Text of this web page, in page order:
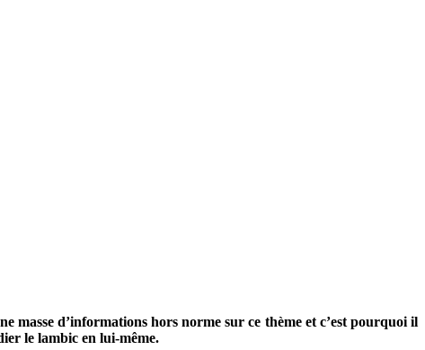
masse d’informations hors norme sur ce thème et c’est pourquoi il
le lambic en lui-même.